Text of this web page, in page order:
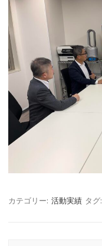
カテゴリー: 活動実績 タグ: